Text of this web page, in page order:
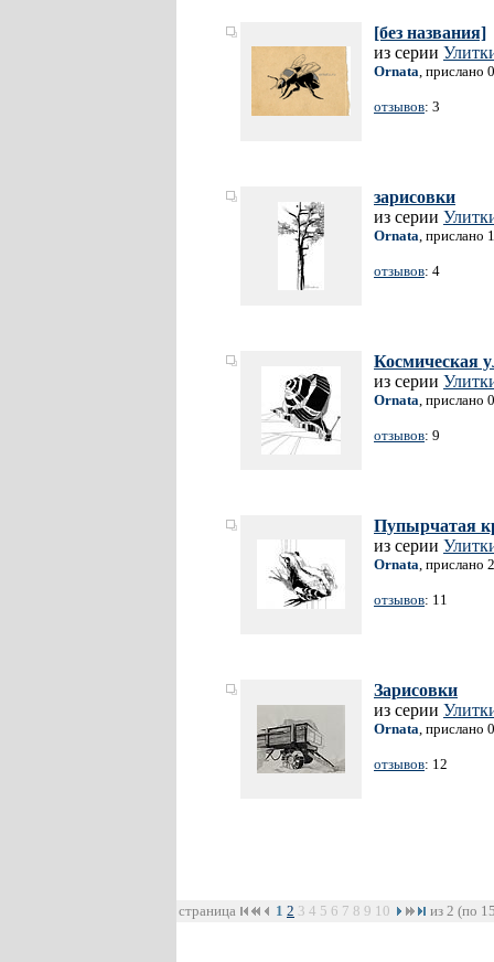
[без названия]
из серии
Ornata, прислано
отзывов: 3
зарисовки
из серии
Ornata, прислано
отзывов: 4
Космическая
из серии
Ornata, прислано
отзывов: 9
Пупырчатая
из серии
Ornata, прислано
отзывов: 11
Зарисовки
из серии
Ornata, прислано
отзывов: 12
страница 1 2 3 4 5 6 7 8 9 10 из 2 (по